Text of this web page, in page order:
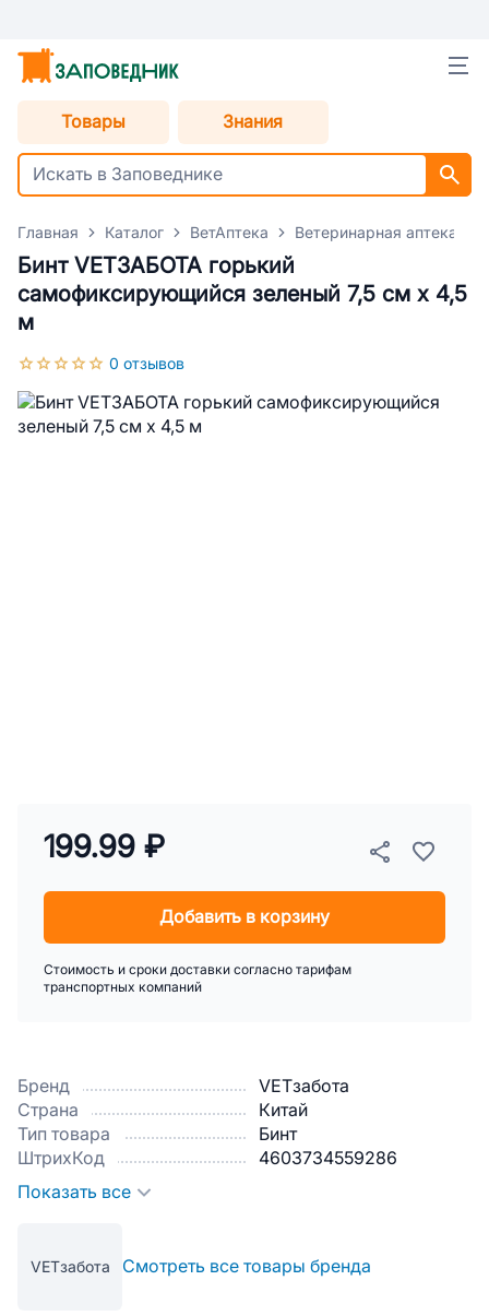
Товары Знания
Главная Каталог ВетАптека Ветеринарная аптека
Бинт VETЗАБОТА горький
самофиксирующийся зеленый 7,5 см х 4,5
м
0 отзывов
Бренд
VETзабота
Страна
Китай
Тип товара
Бинт
ШтрихКод
4603734559286
Показать все
VETзабота Смотреть все товары бренда
199.99 ₽
Добавить в корзину
Стоимость и сроки доставки согласно тарифам
транспортных компаний